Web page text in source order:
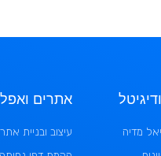
מדיה
אתרים
עיצוב ובניית